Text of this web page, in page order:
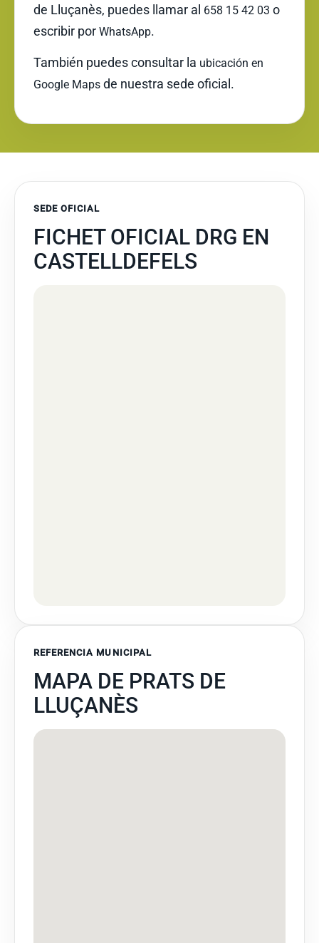
de Lluçanès, puedes llamar al 658 15 42 03 o
escribir por WhatsApp.
También puedes consultar la ubicación en
Google Maps de nuestra sede oficial.
SEDE OFICIAL
FICHET OFICIAL DRG EN
CASTELLDEFELS
REFERENCIA MUNICIPAL
MAPA DE PRATS DE
LLUÇANÈS